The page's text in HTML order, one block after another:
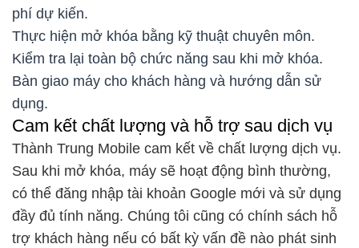
phí dự kiến.
Thực hiện mở khóa bằng kỹ thuật chuyên môn.
Kiểm tra lại toàn bộ chức năng sau khi mở khóa.
Bàn giao máy cho khách hàng và hướng dẫn sử
dụng.
Cam kết chất lượng và hỗ trợ sau dịch vụ
Thành Trung Mobile cam kết về chất lượng dịch vụ.
Sau khi mở khóa, máy sẽ hoạt động bình thường,
có thể đăng nhập tài khoản Google mới và sử dụng
đầy đủ tính năng. Chúng tôi cũng có chính sách hỗ
trợ khách hàng nếu có bất kỳ vấn đề nào phát sinh